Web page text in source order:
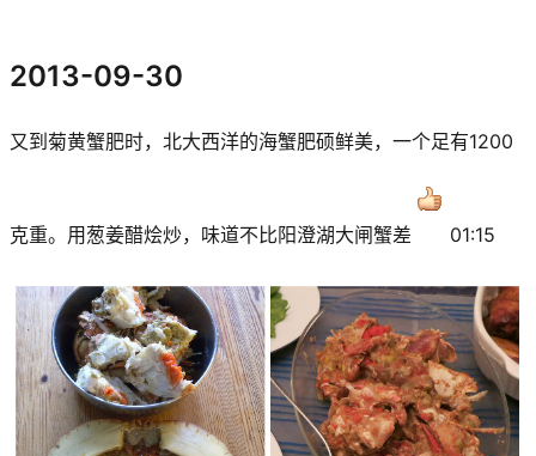
2013-09-30
又到菊黄蟹肥时，北大西洋的海蟹肥硕鲜美，一个足有1200
克重。用葱姜醋烩炒，味道不比阳澄湖大闸蟹差 01:15